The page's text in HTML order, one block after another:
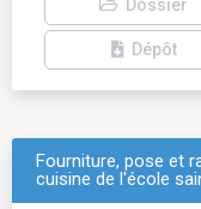
Dossier
Dépôt
Fourniture, pose et
cuisine de l'école